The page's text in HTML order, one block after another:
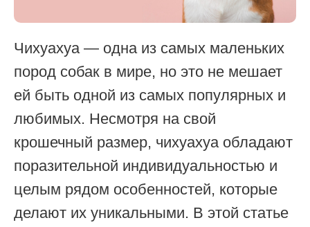
Чихуахуа — одна из самых маленьких
пород собак в мире, но это не мешает
ей быть одной из самых популярных и
любимых. Несмотря на свой
крошечный размер, чихуахуа обладают
поразительной индивидуальностью и
целым рядом особенностей, которые
делают их уникальными. В этой статье